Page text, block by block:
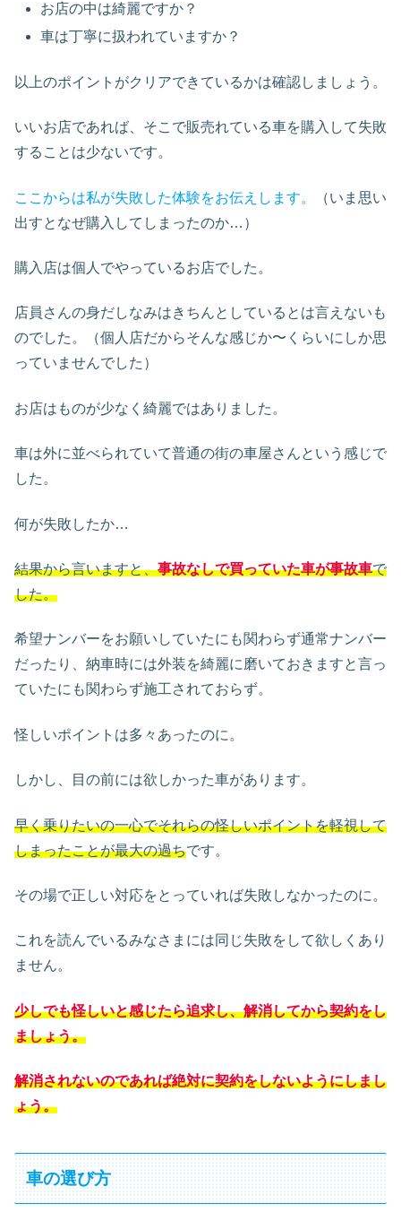
お店の中は綺麗ですか？
車は丁寧に扱われていますか？
以上のポイントがクリアできているかは確認しましょう。
いいお店であれば、そこで販売れている車を購入して失敗
することは少ないです。
ここからは私が失敗した体験をお伝えします。
（いま思い
出すとなぜ購入してしまったのか…）
購入店は個人でやっているお店でした。
店員さんの身だしなみはきちんとしているとは言えないも
のでした。（個人店だからそんな感じか〜くらいにしか思
っていませんでした）
お店はものが少なく綺麗ではありました。
車は外に並べられていて普通の街の車屋さんという感じで
した。
何が失敗したか…
結果から言いますと、事故なしで買っていた車が事故車で
した。
希望ナンバーをお願いしていたにも関わらず通常ナンバー
だったり、納車時には外装を綺麗に磨いておきますと言っ
ていたにも関わらず施工されておらず。
怪しいポイントは多々あったのに。
しかし、目の前には欲しかった車があります。
早く乗りたいの一心でそれらの怪しいポイントを軽視して
しまったことが最大の過ちです。
その場で正しい対応をとっていれば失敗しなかったのに。
これを読んでいるみなさまには同じ失敗をして欲しくあり
ません。
少しでも怪しいと感じたら追求し、解消してから契約をし
ましょう。
解消されないのであれば絶対に契約をしないようにしまし
ょう。
車の選び方